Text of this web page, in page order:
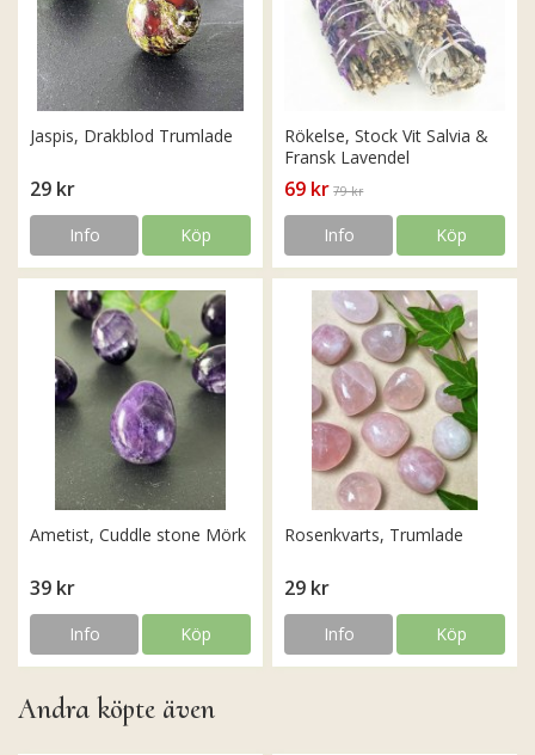
Jaspis, Drakblod Trumlade
29 kr
Info Köp
Rökelse, Stock Vit Salvia &
Fransk Lavendel
69 kr 79 kr
Info Köp
Ametist, Cuddle stone Mörk
39 kr
Info Köp
Rosenkvarts, Trumlade
29 kr
Info Köp
Andra köpte även